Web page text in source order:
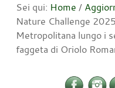
Sei qui: Home /
Nature Challenge
Metropolitana lungo i
faggeta di Oriolo